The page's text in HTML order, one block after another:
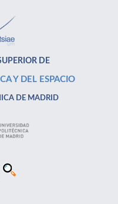
DE
Y DEL ESPACIO
DE MADRID